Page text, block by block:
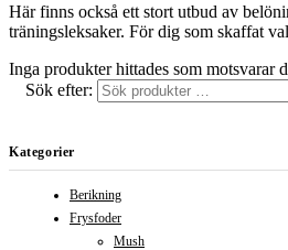
Här finns också ett stort utbud av
träningsleksaker. För dig som skaffat
Inga produkter hittades som motsvarar
Sök efter:
Kategorier
Berikning
Frysfoder
Mush